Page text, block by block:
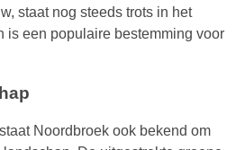
staat nog steeds trots in het
is een populaire bestemming voor
Noordbroek ook bekend om